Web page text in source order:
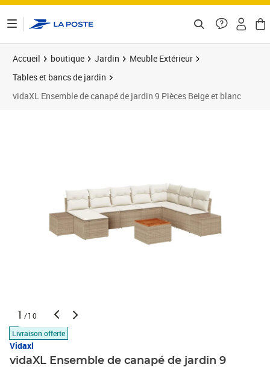
Accueil boutique Jardin
Meuble Extérieur
Tables et bancs de jardin
vidaXL Ensemble de canapé de jardin 9 Pièces Beige et blanc
1 /10
Livraison offerte
Vidaxl
vidaXL Ensemble de canapé de jardin 9